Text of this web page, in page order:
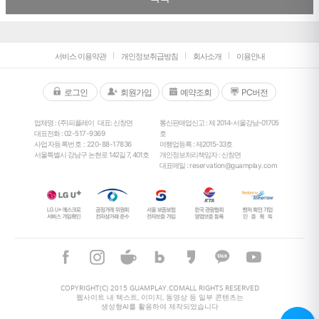
서비스 이용약관 개인정보취급방침 회사소개 이용안내
로그인 회원가입 예약조회 PC버전
업체명 : (주)피플레이 대표: 신창면
대표전화 :02-517-9369
사업자등록번호 : 220-88-17836
서울특별시 강남구 논현로 142길 7, 401호
통신판매업신고 : 제 2014-서울강남-01705
호
여행업등록 : 제2015-33호
개인정보처리책임자 : 신창면
대표메일 :reservation@guamplay.com
COPYRIGHT(C) 2015 GUAMPLAY.COMALL RIGHTS RESERVED
웹사이트 내 텍스트, 이미지, 동영상 등 일부 콘텐츠는
생성형AI를 활용하여 제작되었습니다